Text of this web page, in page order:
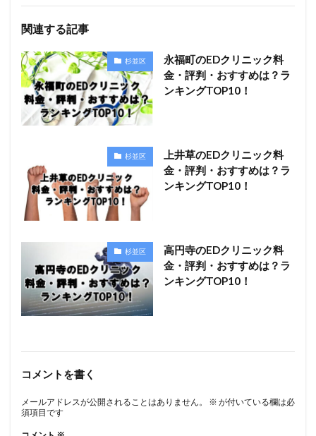
関連する記事
杉並区
永福町のEDクリニック料
金・評判・おすすめは？ラ
ンキングTOP10！
杉並区
上井草のEDクリニック料
金・評判・おすすめは？ラ
ンキングTOP10！
杉並区
高円寺のEDクリニック料
金・評判・おすすめは？ラ
ンキングTOP10！
コメントを書く
メールアドレスが公開されることはありません。 ※ が付いている欄は必
須項目です